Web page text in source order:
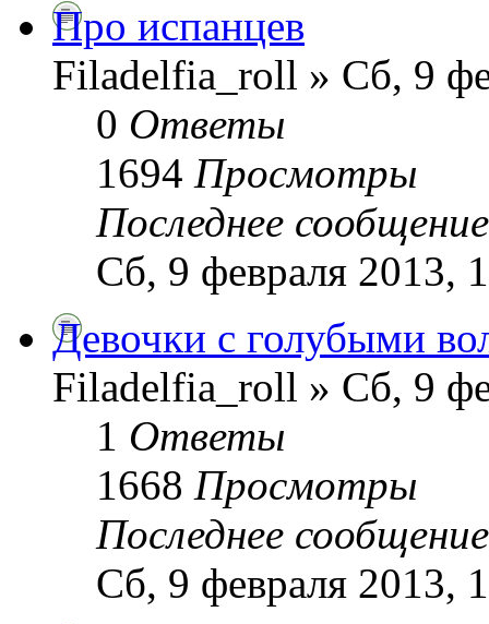
Про испанцев
Filadelfia_roll » Сб, 9
0 Ответы
1694 Просмотры
Последнее
Сб, 9 февраля 2013,
Девочки с голубыми
Filadelfia_roll » Сб, 9
1 Ответы
1668 Просмотры
Последнее
Сб, 9 февраля 2013,